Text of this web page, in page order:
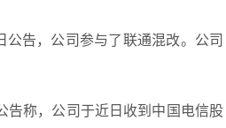
公告，公司参与了联通混改。公司
告称，公司于近日收到中国电信股